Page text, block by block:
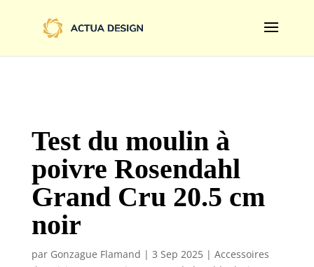
family=Limelight&display=swap');
Test du moulin à
poivre Rosendahl
Grand Cru 20.5 cm
noir
par Gonzague Flamand | 3 Sep 2025| Accessoires